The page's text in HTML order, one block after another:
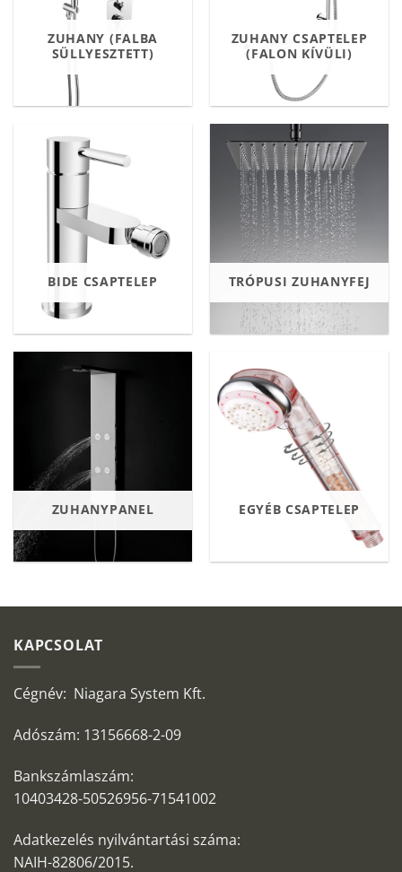
ZUHANY (FALBA
SÜLLYESZTETT)
ZUHANY CSAPTELEP
(FALON KÍVÜLI)
BIDE CSAPTELEP TRÓPUSI ZUHANYFEJ
ZUHANYPANEL EGYÉB CSAPTELEP
KAPCSOLAT
Cégnév: Niagara System Kft.
Adószám: 13156668-2-09
Bankszámlaszám:
10403428-50526956-71541002
Adatkezelés nyilvántartási száma:
NAIH-82806/2015.